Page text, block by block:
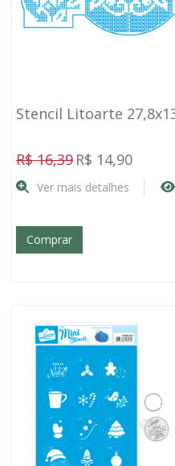
Stencil Litoarte
R$ 16,39 R$ 14,90
Ver mais detalhes
Comprar